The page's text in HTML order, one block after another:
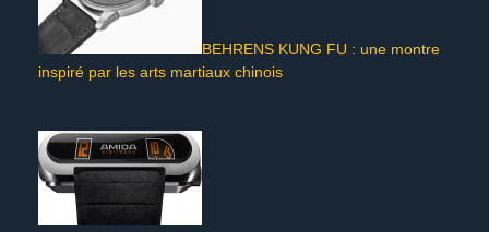
BEHRENS KUNG FU : une montre
inspiré par les arts martiaux chinois